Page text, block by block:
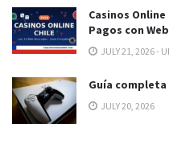
Casinos Online
Pagos con
JULY 21, 2026 -
Guía
JULY 20, 2026